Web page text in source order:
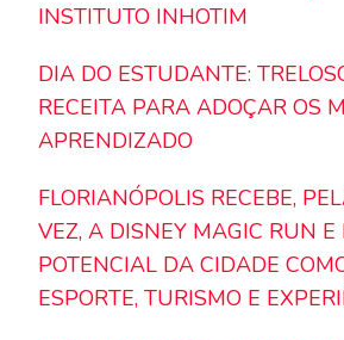
INSTITUTO INHOTIM
DIA DO ESTUDANTE:
RECEITA PARA ADOÇAR OS
APRENDIZADO
FLORIANÓPOLIS RECEBE,
VEZ, A DISNEY MAGIC RUN E
POTENCIAL DA CIDADE
ESPORTE, TURISMO E